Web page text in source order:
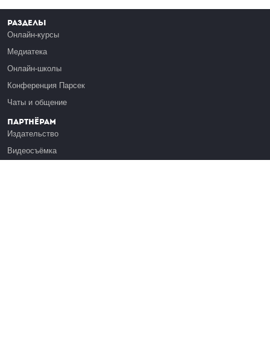
Разделы
Онлайн-курсы
Медиатека
Онлайн-школы
Конференция Парсек
Чаты и общение
Партнёрам
Издательство
Видеосъёмка